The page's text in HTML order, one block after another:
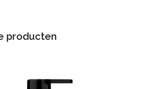
producten